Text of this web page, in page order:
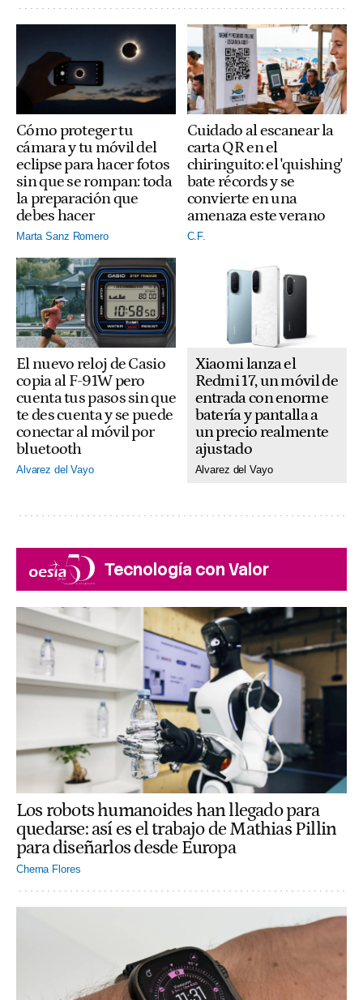
Cómo proteger tu
cámara y tu móvil del
eclipse para hacer fotos
sin que se rompan: toda
la preparación que
debes hacer
Marta Sanz Romero
Cuidado al escanear la
carta QR en el
chiringuito: el 'quishing'
bate récords y se
convierte en una
amenaza este verano
C.F.
El nuevo reloj de Casio
copia al F-91W pero
cuenta tus pasos sin que
te des cuenta y se puede
conectar al móvil por
bluetooth
Alvarez del Vayo
Xiaomi lanza el
Redmi 17, un móvil de
entrada con enorme
batería y pantalla a
un precio realmente
ajustado
Alvarez del Vayo
Tecnología con Valor
Los robots humanoides han llegado para
quedarse: así es el trabajo de Mathias Pillin
para diseñarlos desde Europa
Chema Flores